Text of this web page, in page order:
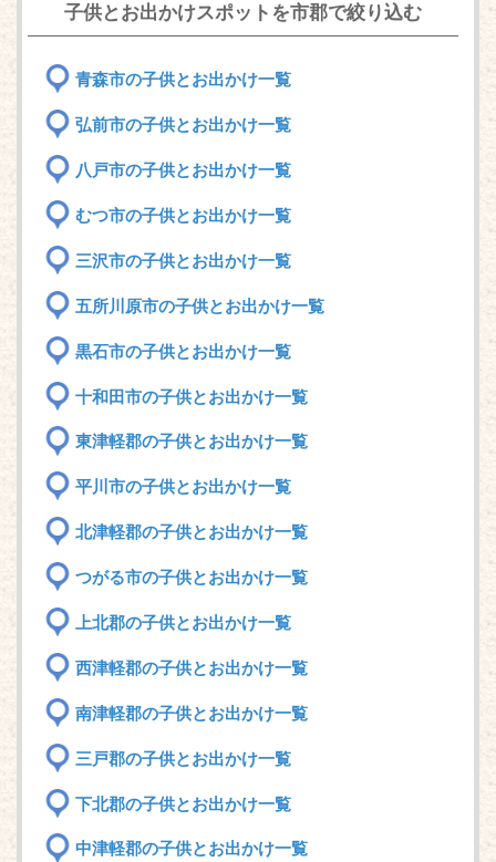
子供とお出かけスポットを市郡で絞り込む
青森市の子供とお出かけ一覧
弘前市の子供とお出かけ一覧
八戸市の子供とお出かけ一覧
むつ市の子供とお出かけ一覧
三沢市の子供とお出かけ一覧
五所川原市の子供とお出かけ一覧
黒石市の子供とお出かけ一覧
十和田市の子供とお出かけ一覧
東津軽郡の子供とお出かけ一覧
平川市の子供とお出かけ一覧
北津軽郡の子供とお出かけ一覧
つがる市の子供とお出かけ一覧
上北郡の子供とお出かけ一覧
西津軽郡の子供とお出かけ一覧
南津軽郡の子供とお出かけ一覧
三戸郡の子供とお出かけ一覧
下北郡の子供とお出かけ一覧
中津軽郡の子供とお出かけ一覧